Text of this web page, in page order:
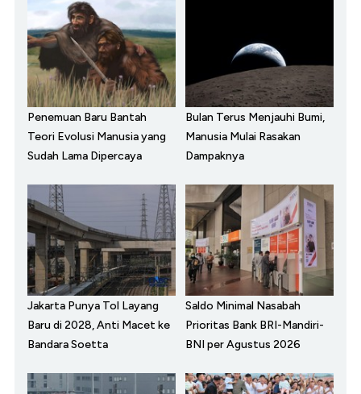
Penemuan Baru Bantah
Teori Evolusi Manusia yang
Sudah Lama Dipercaya
Bulan Terus Menjauhi Bumi,
Manusia Mulai Rasakan
Dampaknya
Jakarta Punya Tol Layang
Baru di 2028, Anti Macet ke
Bandara Soetta
Saldo Minimal Nasabah
Prioritas Bank BRI-Mandiri-
BNI per Agustus 2026